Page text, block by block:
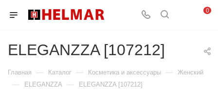
0
ELEGANZZA [107212]
Главная — Каталог — Косметика и аксессуары — Женский
— ELEGANZZA — ELEGANZZA [107212]